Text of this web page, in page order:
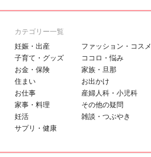
カテゴリー一覧
妊娠・出産
子育て・グッズ
お金・保険
住まい
お仕事
家事・料理
妊活
サプリ・健康
ファッション・コスメ
ココロ・悩み
家族・旦那
お出かけ
産婦人科・小児科
その他の疑問
雑談・つぶやき